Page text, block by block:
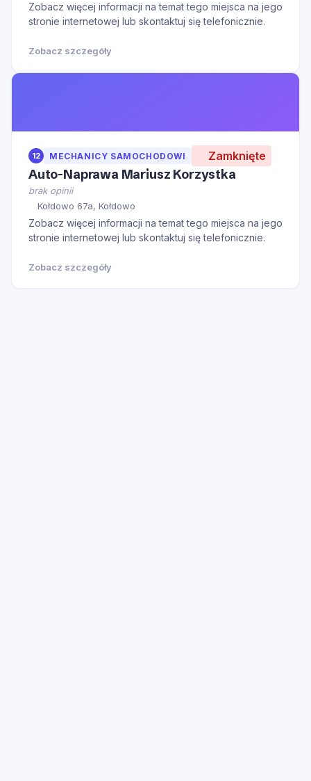
Zobacz więcej informacji na temat tego miejsca na jego
stronie internetowej lub skontaktuj się telefonicznie.
Zobacz szczegóły
12 MECHANICY SAMOCHODOWI Zamknięte
Auto-Naprawa Mariusz Korzystka
brak opinii
Kołdowo 67a, Kołdowo
Zobacz więcej informacji na temat tego miejsca na jego
stronie internetowej lub skontaktuj się telefonicznie.
Zobacz szczegóły